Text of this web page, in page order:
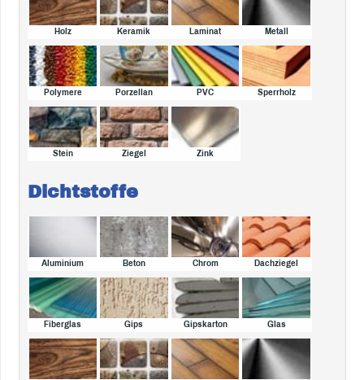
Holz Keramik Laminat Metall
Polymere Porzellan PVC Sperrholz
Stein Ziegel Zink
Dichtstoffe
Aluminium Beton Chrom Dachziegel
Fiberglas Gips Gipskarton Glas